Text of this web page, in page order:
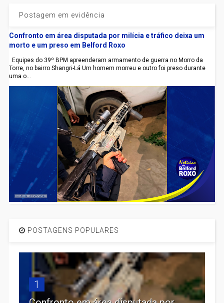
Postagem em evidência
Confronto em área disputada por milícia e tráfico deixa um
morto e um preso em Belford Roxo
Equipes do 39º BPM apreenderam armamento de guerra no Morro da
Torre, no bairro Shangri-Lá Um homem morreu e outro foi preso durante
uma o...
POSTAGENS POPULARES
1